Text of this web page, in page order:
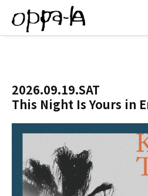
2026.09.19.SAT
This Night Is Yours in